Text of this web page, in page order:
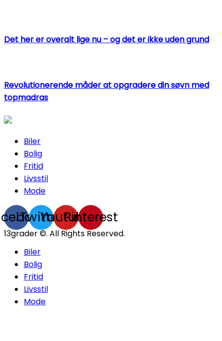
Det her er overalt lige nu – og det er ikke uden grund
Revolutionerende måder at opgradere din søvn med
topmadras
Biler
Bolig
Fritid
Livsstil
Mode
TwitterYoutube
Pinterest
13grader ©. All Rights Reserved.
Biler
Bolig
Fritid
Livsstil
Mode